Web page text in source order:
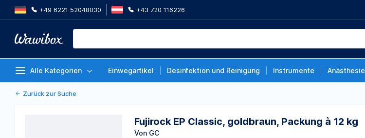
+49 6221 52048030 +43 720 116226
Alle Kategorien Einwegartikel Desinfektion und Reinigung Instrumente Anästhesie
Von GC
Zurück zur Suche
Fujirock EP Classic, goldbraun, Packung à 12 kg
Von GC